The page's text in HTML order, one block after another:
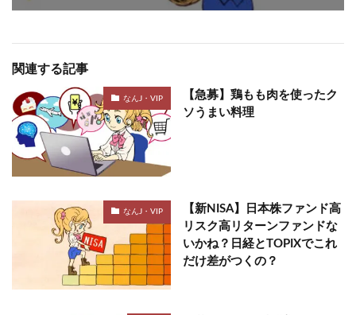
関連する記事
なんJ・VIP
【急募】鶏もも肉を使ったク
ソうまい料理
なんJ・VIP
【新NISA】日本株ファンド高
リスク高リターンファンドな
いかね？日経とTOPIXでこれ
だけ差がつくの？